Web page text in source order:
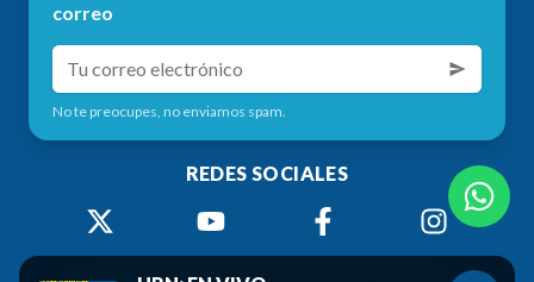
correo
No te preocupes, no enviamos spam.
REDES SOCIALES